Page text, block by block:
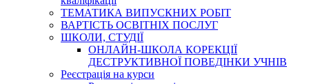
ТЕМАТИКА ВИПУСКНИХ РОБІТ
ВАРТІСТЬ ОСВІТНІХ ПОСЛУГ
ШКОЛИ, СТУДІЇ
ОНЛАЙН-ШКОЛА КОРЕКЦІЇ
ДЕСТРУКТИВНОЇ ПОВЕДІНКИ УЧНІВ
Реєстрація на курси